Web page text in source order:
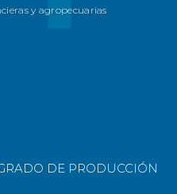
y agropecuarias
DE PRODUCCIÓN